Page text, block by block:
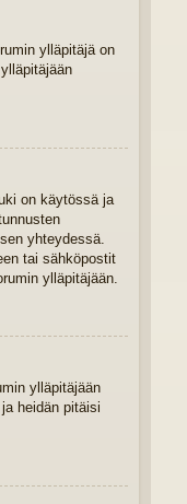
ylläpitäjä on
on käytössä ja
yhteydessä.
tai sähköpostit
ylläpitäjään.
ylläpitäjään
heidän pitäisi